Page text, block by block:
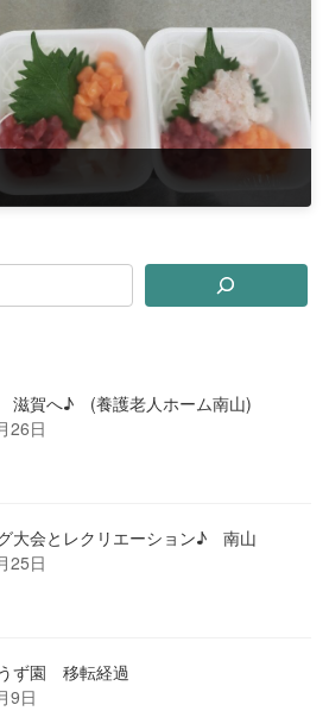
滋賀へ♪ (養護老人ホーム南山)
26日
大会とレクリエーション♪ 南山
25日
ず園 移転経過
9日